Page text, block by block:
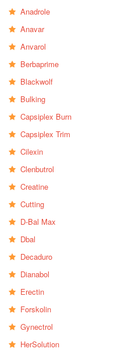
Anadrole
Anavar
Anvarol
Berbaprime
Blackwolf
Bulking
Capsiplex Burn
Capsiplex Trim
Cilexin
Clenbutrol
Creatine
Cutting
D-Bal Max
Dbal
Decaduro
Dianabol
Erectin
Forskolin
Gynectrol
HerSolution